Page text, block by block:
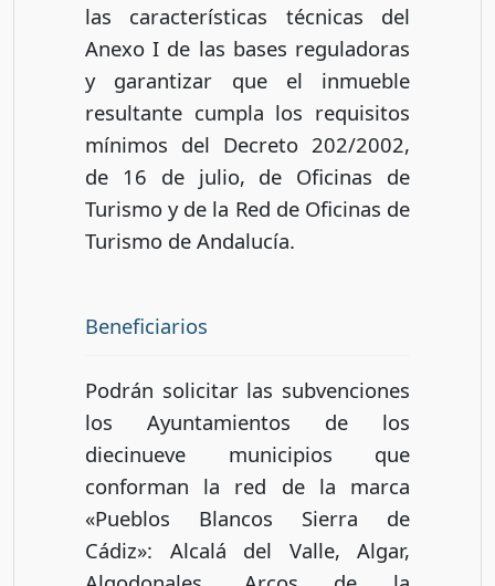
las características técnicas del
Anexo I de las bases reguladoras
y garantizar que el inmueble
resultante cumpla los requisitos
mínimos del Decreto 202/2002,
de 16 de julio, de Oficinas de
Turismo y de la Red de Oficinas de
Turismo de Andalucía.
Beneficiarios
Podrán solicitar las subvenciones
los Ayuntamientos de los
diecinueve municipios que
conforman la red de la marca
«Pueblos Blancos Sierra de
Cádiz»: Alcalá del Valle, Algar,